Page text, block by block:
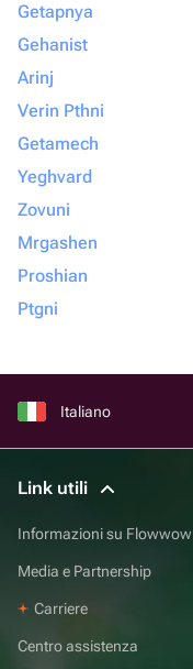
Getapnya
Gehanist
Arinj
Verin Pthni
Getamech
Yeghvard
Zovuni
Mrgashen
Proshian
Ptgni
Italiano
Link utili
Informazioni su Flowwow
Media e Partnership
Carriere
Centro assistenza